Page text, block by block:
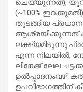
ചെയ്യുന്നത്),
(~100%
തുടങ്ങിയ
ആശ്രയിക്കുന്നത്
എന്ന നിലയിൽ,
ലിങ്കേജ് ലേല
ഉൽപ്പാദനംവഴി
ഉപവിഭാഗത്തിന്